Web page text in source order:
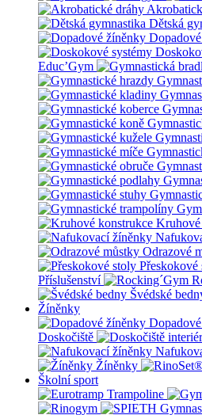
Dětská
Educ’Gym
Odrazové
Přeskokové
Příslušenství
Švédské
Žíněnky
Doskočiště
Žíněnky
Školní sport